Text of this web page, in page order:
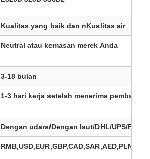
Kualitas yang baik dan nKualitas air
Neutral atau kemasan merek Anda
3-18 bulan
1-3 hari kerja setelah menerima
Dengan udara/Dengan laut/DHL/UPS/